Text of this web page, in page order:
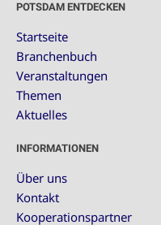
POTSDAM ENTDECKEN
Startseite
Branchenbuch
Veranstaltungen
Themen
Aktuelles
INFORMATIONEN
Über uns
Kontakt
Kooperationspartner